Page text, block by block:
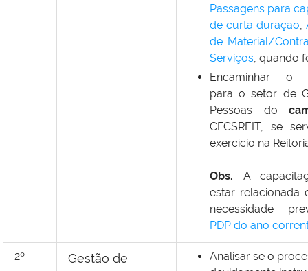
Passagens para
de curta duração,
de Material/
Serviços, quando
Encaminhar o
para o setor de
Pessoas do
CFCSREIT, se
exercício na
Obs.: A
estar relacionada
necessidade
PDP do ano
2º Gestão de
Analisar se o